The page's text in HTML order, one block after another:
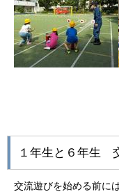
１年生と６年生
交流遊びを始める前に